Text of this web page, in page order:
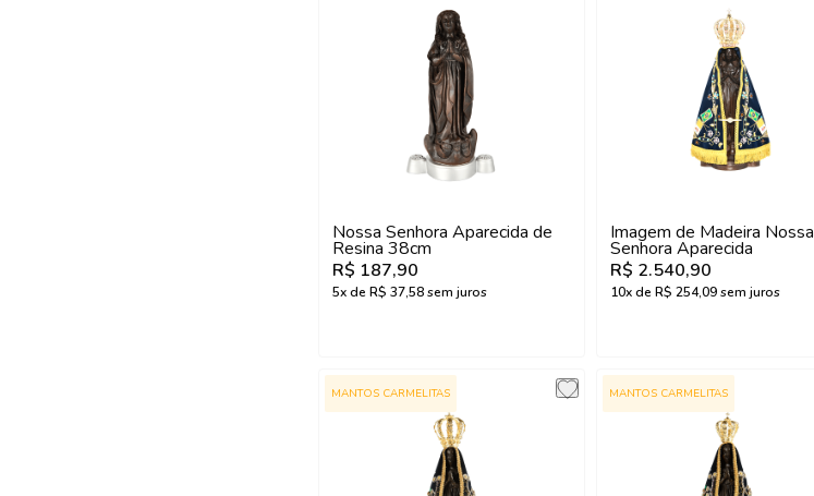
Nossa Senhora Aparecida de
Resina 38cm
R$ 187,90
5x de R$ 37,58sem juros
Imagem de Madeira Nossa
Senhora Aparecida
R$ 2.540,90
10x de R$ 254,09sem juros
MANTOS CARMELITAS MANTOS CARMELITAS